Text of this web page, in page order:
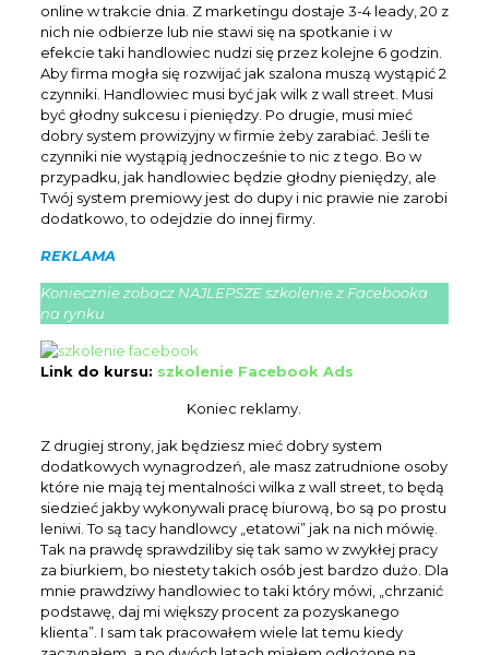
online w trakcie dnia. Z marketingu dostaje 3-4 leady, 20 z
nich nie odbierze lub nie stawi się na spotkanie i w
efekcie taki handlowiec nudzi się przez kolejne 6 godzin.
Aby firma mogła się rozwijać jak szalona muszą wystąpić 2
czynniki. Handlowiec musi być jak wilk z wall street. Musi
być głodny sukcesu i pieniędzy. Po drugie, musi mieć
dobry system prowizyjny w firmie żeby zarabiać. Jeśli te
czynniki nie wystąpią jednocześnie to nic z tego. Bo w
przypadku, jak handlowiec będzie głodny pieniędzy, ale
Twój system premiowy jest do dupy i nic prawie nie zarobi
dodatkowo, to odejdzie do innej firmy.
REKLAMA
Koniecznie zobacz NAJLEPSZE szkolenie z Facebooka
na rynku
Link do kursu: szkolenie Facebook Ads
Koniec reklamy.
Z drugiej strony, jak będziesz mieć dobry system
dodatkowych wynagrodzeń, ale masz zatrudnione osoby
które nie mają tej mentalności wilka z wall street, to będą
siedzieć jakby wykonywali pracę biurową, bo są po prostu
leniwi. To są tacy handlowcy „etatowi” jak na nich mówię.
Tak na prawdę sprawdziliby się tak samo w zwykłej pracy
za biurkiem, bo niestety takich osób jest bardzo dużo. Dla
mnie prawdziwy handlowiec to taki który mówi, „chrzanić
podstawę, daj mi większy procent za pozyskanego
klienta”. I sam tak pracowałem wiele lat temu kiedy